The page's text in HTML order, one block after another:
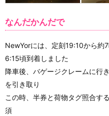
なんだかんだで
NewYorには、定刻19:10から約
6:15頃到着しました
降車後、バゲージクレームに行
を引き取り
この時、半券と荷物タグ照合す
須